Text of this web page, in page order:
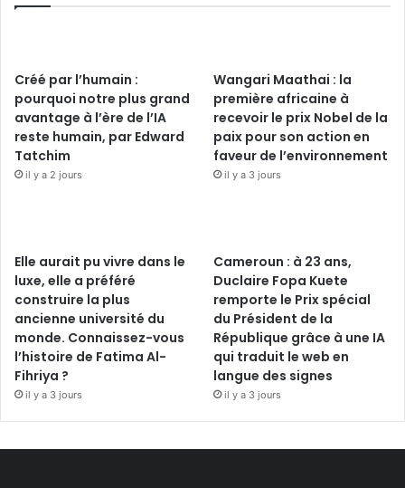
Créé par l’humain :
pourquoi notre plus grand
avantage à l’ère de l’IA
reste humain, par Edward
Tatchim
il y a 2 jours
Wangari Maathai : la
première africaine à
recevoir le prix Nobel de la
paix pour son action en
faveur de l’environnement
il y a 3 jours
Elle aurait pu vivre dans le
luxe, elle a préféré
construire la plus
ancienne université du
monde. Connaissez-vous
l’histoire de Fatima Al-
Fihriya ?
il y a 3 jours
Cameroun : à 23 ans,
Duclaire Fopa Kuete
remporte le Prix spécial
du Président de la
République grâce à une IA
qui traduit le web en
langue des signes
il y a 3 jours